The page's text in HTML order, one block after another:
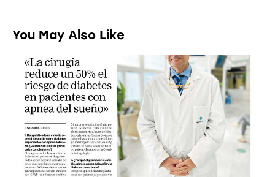
You May Also Like